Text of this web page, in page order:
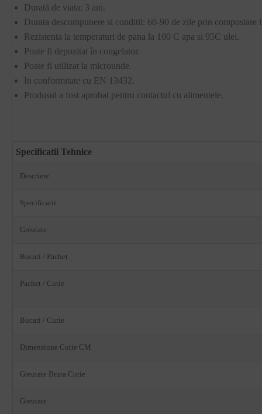
Durată de viata: 3 ani.
Durata descompunere si conditii: 60-90 de zile prin compostare
Rezistenta la temperaturi de pana la 100 C apa si 95C ulei.
Poate fi depozitat în congelator.
Poate fi utilizat la microunde.
In conformitate cu EN 13432.
Produsul a fost aprobat pentru contactul cu alimentele.
Specificatii Tehnice
Descriere
Specificatii
Greutate
Bucati / Pachet
Pachet / Cutie
Bucati / Cutie
Dimensiune Cutie CM
Greutate Bruta Cutie
Greutate